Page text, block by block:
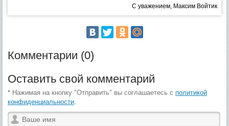
С уважением, Максим Войтик
Комментарии (0)
Оставить свой комментарий
* Нажимая на кнопку "Отправить" вы соглашаетесь с политикой
конфиденциальности